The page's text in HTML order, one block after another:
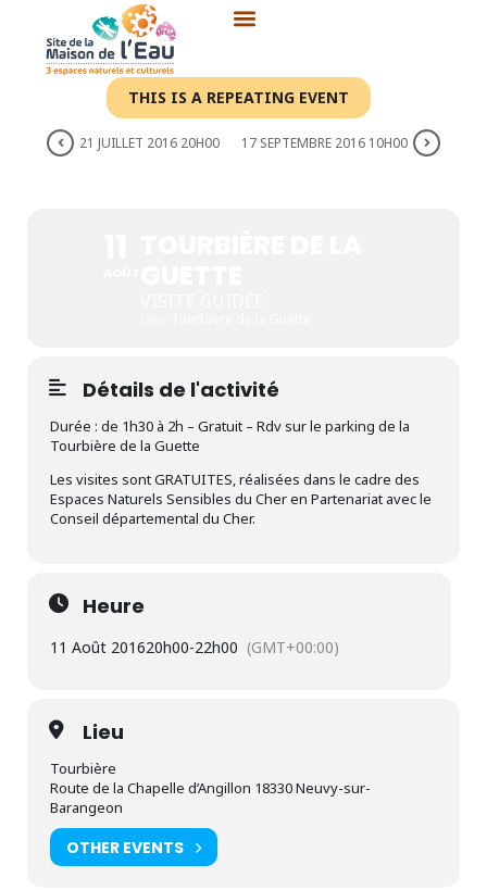
contenu
THIS IS A REPEATING EVENT
21 JUILLET 2016 20H00 17 SEPTEMBRE 2016 10H00
Détails de l'activité
Durée : de 1h30 à 2h – Gratuit – Rdv sur le parking de la
Tourbière de la Guette
Les visites sont GRATUITES, réalisées dans le cadre des
Espaces Naturels Sensibles du Cher en Partenariat avec le
Conseil départemental du Cher.
Heure
11 Août 201620h00-22h00 (GMT+00:00)
Lieu
Tourbière
Route de la Chapelle d’Angillon 18330 Neuvy-sur-
Barangeon
OTHER EVENTS